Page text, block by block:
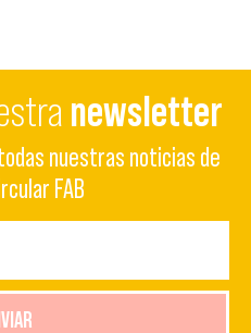
newsletter
nuestras noticias de
FAB